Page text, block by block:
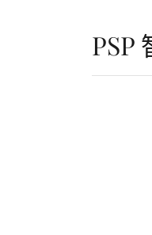
PSP